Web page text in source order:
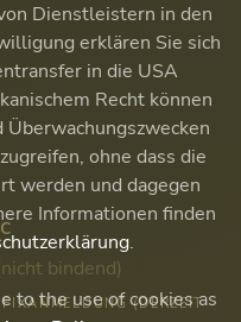
bindend)
(DERZEIT
Dienstleistern in den
erklären Sie sich
in die USA
Recht können
ohne dass die
werden und dagegen
Informationen finden
.
to the use of cookies as